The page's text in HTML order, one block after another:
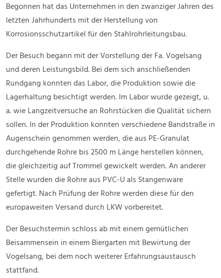
Begonnen hat das Unternehmen in den zwanziger Jahren des
letzten Jahrhunderts mit der Herstellung von
Korrosionsschutzartikel für den Stahlrohrleitungsbau.
Der Besuch begann mit der Vorstellung der Fa. Vogelsang
und deren Leistungsbild. Bei dem sich anschließenden
Rundgang konnten das Labor, die Produktion sowie die
Lagerhaltung besichtigt werden. Im Labor wurde gezeigt, u.
a. wie Langzeitversuche an Rohrstücken die Qualität sichern
sollen. In der Produktion konnten verschiedene Bandstraße in
Augenschein genommen werden, die aus PE-Granulat
durchgehende Rohre bis 2500 m Länge herstellen können,
die gleichzeitig auf Trommel gewickelt werden. An anderer
Stelle wurden die Rohre aus PVC-U als Stangenware
gefertigt. Nach Prüfung der Rohre werden diese für den
europaweiten Versand durch LKW vorbereitet.
Der Besuchstermin schloss ab mit einem gemütlichen
Beisammensein in einem Biergarten mit Bewirtung der
Vogelsang, bei dem noch weiterer Erfahrungsaustausch
stattfand.